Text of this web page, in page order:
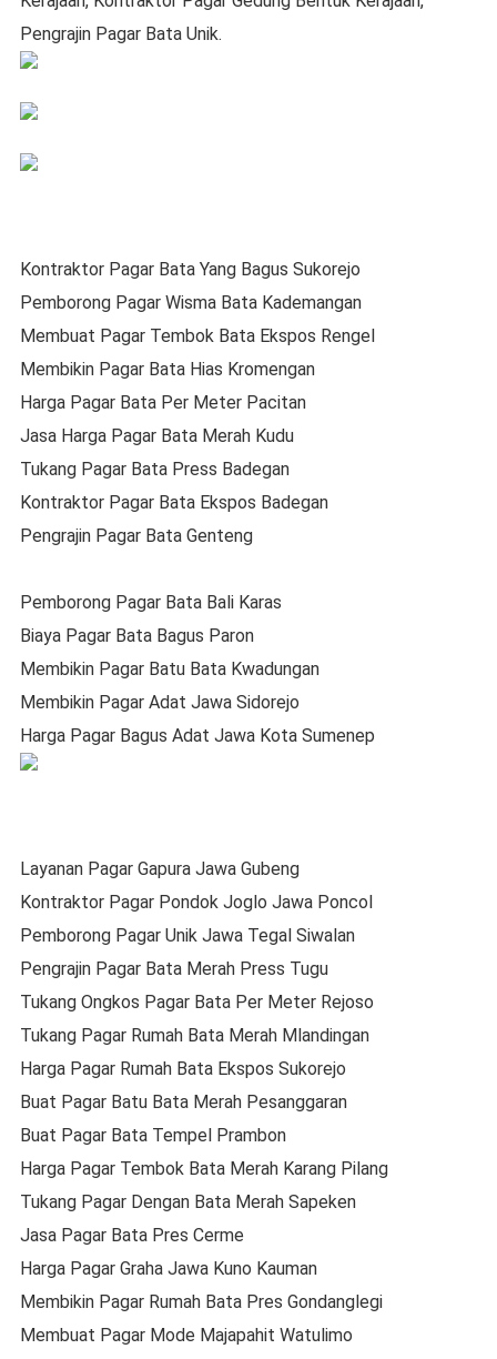
Pengrajin Pagar Bata Unik.
Kontraktor Pagar Bata Yang Bagus Sukorejo
Pemborong Pagar Wisma Bata Kademangan
Membuat Pagar Tembok Bata Ekspos Rengel
Membikin Pagar Bata Hias Kromengan
Harga Pagar Bata Per Meter Pacitan
Jasa Harga Pagar Bata Merah Kudu
Tukang Pagar Bata Press Badegan
Kontraktor Pagar Bata Ekspos Badegan
Pengrajin Pagar Bata Genteng
Pemborong Pagar Bata Bali Karas
Biaya Pagar Bata Bagus Paron
Membikin Pagar Batu Bata Kwadungan
Membikin Pagar Adat Jawa Sidorejo
Harga Pagar Bagus Adat Jawa Kota Sumenep
Layanan Pagar Gapura Jawa Gubeng
Kontraktor Pagar Pondok Joglo Jawa Poncol
Pemborong Pagar Unik Jawa Tegal Siwalan
Pengrajin Pagar Bata Merah Press Tugu
Tukang Ongkos Pagar Bata Per Meter Rejoso
Tukang Pagar Rumah Bata Merah Mlandingan
Harga Pagar Rumah Bata Ekspos Sukorejo
Buat Pagar Batu Bata Merah Pesanggaran
Buat Pagar Bata Tempel Prambon
Harga Pagar Tembok Bata Merah Karang Pilang
Tukang Pagar Dengan Bata Merah Sapeken
Jasa Pagar Bata Pres Cerme
Harga Pagar Graha Jawa Kuno Kauman
Membikin Pagar Rumah Bata Pres Gondanglegi
Membuat Pagar Mode Majapahit Watulimo